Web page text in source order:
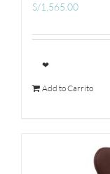
S/1,565.00
❤
Add to Carrito